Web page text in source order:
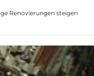
Renovierungen steigen